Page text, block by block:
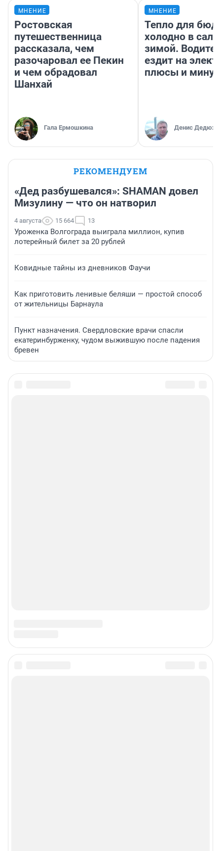
МНЕНИЕ
Ростовская
путешественница
рассказала, чем
разочаровал ее Пекин
и чем обрадовал
Шанхай
Гала Ермошкина
МНЕНИЕ
Тепло для
холодно в
зимой.
ездит на
плюсы и
Денис
РЕКОМЕНДУЕМ
«Дед разбушевался»: SHAMAN довел
Мизулину — что он натворил
4 августа 15 664 13
Уроженка Волгограда выиграла миллион, купив
лотерейный билет за 20 рублей
Ковидные тайны из дневников Фаучи
Как приготовить ленивые беляши — простой способ
от жительницы Барнаула
Пункт назначения. Свердловские врачи спасли
екатеринбурженку, чудом выжившую после падения
бревен